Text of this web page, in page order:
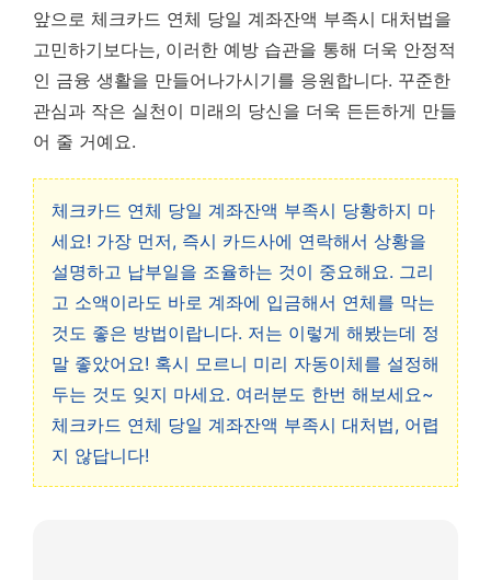
앞으로 체크카드 연체 당일 계좌잔액 부족시 대처법을
고민하기보다는, 이러한 예방 습관을 통해 더욱 안정적
인 금융 생활을 만들어나가시기를 응원합니다. 꾸준한
관심과 작은 실천이 미래의 당신을 더욱 든든하게 만들
어 줄 거예요.
체크카드 연체 당일 계좌잔액 부족시 당황하지 마
세요! 가장 먼저, 즉시 카드사에 연락해서 상황을
설명하고 납부일을 조율하는 것이 중요해요. 그리
고 소액이라도 바로 계좌에 입금해서 연체를 막는
것도 좋은 방법이랍니다. 저는 이렇게 해봤는데 정
말 좋았어요! 혹시 모르니 미리 자동이체를 설정해
두는 것도 잊지 마세요. 여러분도 한번 해보세요~
체크카드 연체 당일 계좌잔액 부족시 대처법, 어렵
지 않답니다!